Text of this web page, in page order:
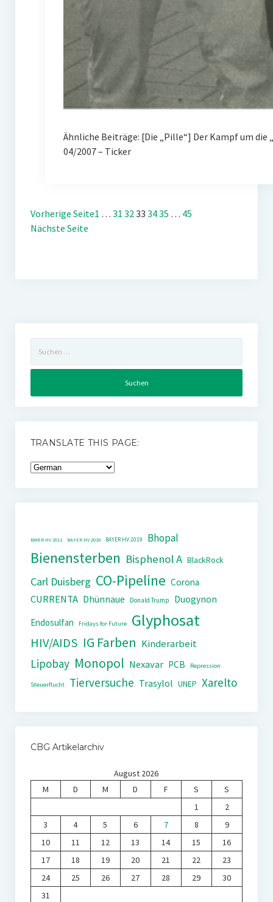
Ähnliche Beiträge: [Die „Pille“] Der Kampf um die
04/2007 – Ticker
Vorherige Seite1 … 31 3233 3435 … 45
Nächste Seite
nach:
TRANSLATE THIS PAGE:
BAYER HV 2011 BAYER HV 2018 BAYER HV 2019 Bhopal
Bienensterben Bisphenol A BlackRock
Carl Duisberg CO-Pipeline Corona
CURRENTA Dhünnaue Donald Trump
Duogynon
Endosulfan
Fridays for Future Glyphosat
HIV/AIDS IG Farben Kinderarbeit
Lipobay Monopol Nexavar PCB Repression
Steuerflucht Tierversuche Trasylol UNEP Xarelto
CBG Artikelarchiv
August 2026
M
D M D F S
S
1
2
3
4 5 6 7 8
9
10
11 12 13 14 15
16
17
18 19 20 21 22
23
24
25 26 27 28 29
30
31